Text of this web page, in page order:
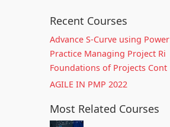
Recent Courses
Advance S-Curve using Power
Practice Managing Project Ri
Foundations of Projects Cont
AGILE IN PMP 2022
Most Related Courses